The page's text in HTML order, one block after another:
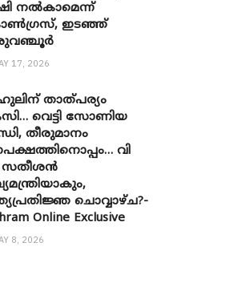
നൽകാമെന്ന്
ഇടഞ്ഞ്
17, 2026
താത്പര്യം
വെട്ടി സോണിയ
തീരുമാനം
വി
സതീശൻ
ചൊവ്വാഴ്ച?-
Online Exclusive
8, 2026